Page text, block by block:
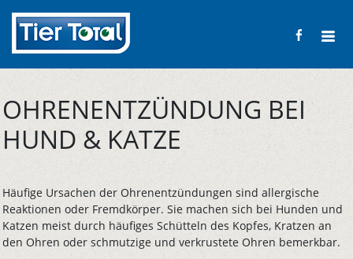
OHRENENTZÜNDUNG BEI
HUND & KATZE
Häufige Ursachen der Ohrenentzündungen sind allergische
Reaktionen oder Fremdkörper. Sie machen sich bei Hunden und
Katzen meist durch häufiges Schütteln des Kopfes, Kratzen an
den Ohren oder schmutzige und verkrustete Ohren bemerkbar.